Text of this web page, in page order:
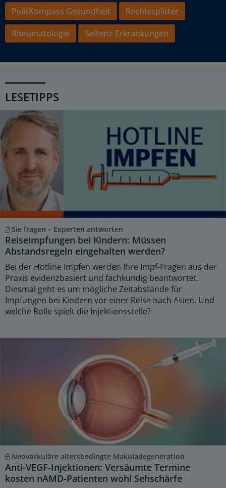
PolitKompass Gesundheit
Rechtssplitter
Rheumatologie
Seltene Erkrankungen
LESETIPPS
Sie fragen – Experten antworten
Reiseimpfungen bei Kindern: Müssen
Abstandsregeln eingehalten werden?
Bei der Hotline Impfen werden Ihre Impf-Fragen aus der
Praxis evidenzbasiert und fachkundig beantwortet.
Diesmal geht es um mögliche Zeitabstände für
Impfungen bei Kindern vor einer Reise nach Asien. Und
welche Rolle spielt die Injektionsstelle?
Neovaskuläre altersbedingte Makuladegeneration
Anti-VEGF-Injektionen: Versäumte Termine
kosten nAMD-Patienten wohl Sehschärfe